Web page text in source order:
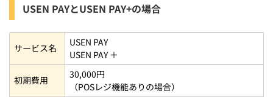
USEN PAYとUSEN PAY+の場合
サービス名
USEN PAY
USEN PAY ＋
初期費用
30,000円
（POSレジ機能ありの場合）